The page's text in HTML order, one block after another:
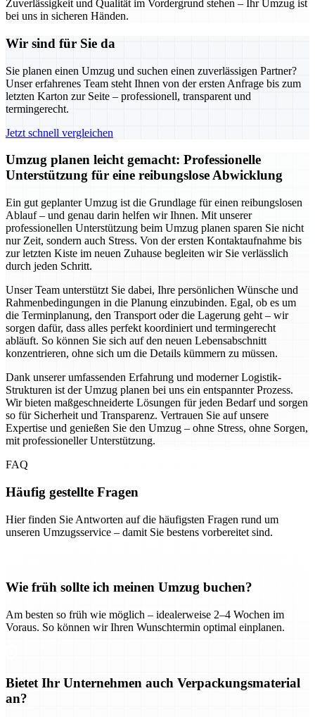
Zuverlässigkeit und Qualität im Vordergrund stehen – Ihr Umzug ist
bei uns in sicheren Händen.
Wir sind für Sie da
Sie planen einen Umzug und suchen einen zuverlässigen Partner?
Unser erfahrenes Team steht Ihnen von der ersten Anfrage bis zum
letzten Karton zur Seite – professionell, transparent und
termingerecht.
Jetzt schnell vergleichen
Umzug planen leicht gemacht: Professionelle
Unterstützung für eine reibungslose Abwicklung
Ein gut geplanter Umzug ist die Grundlage für einen reibungslosen
Ablauf – und genau darin helfen wir Ihnen. Mit unserer
professionellen Unterstützung beim Umzug planen sparen Sie nicht
nur Zeit, sondern auch Stress. Von der ersten Kontaktaufnahme bis
zur letzten Kiste im neuen Zuhause begleiten wir Sie verlässlich
durch jeden Schritt.
Unser Team unterstützt Sie dabei, Ihre persönlichen Wünsche und
Rahmenbedingungen in die Planung einzubinden. Egal, ob es um
die Terminplanung, den Transport oder die Lagerung geht – wir
sorgen dafür, dass alles perfekt koordiniert und termingerecht
abläuft. So können Sie sich auf den neuen Lebensabschnitt
konzentrieren, ohne sich um die Details kümmern zu müssen.
Dank unserer umfassenden Erfahrung und moderner Logistik-
Strukturen ist der Umzug planen bei uns ein entspannter Prozess.
Wir bieten maßgeschneiderte Lösungen für jeden Bedarf und sorgen
so für Sicherheit und Transparenz. Vertrauen Sie auf unsere
Expertise und genießen Sie den Umzug – ohne Stress, ohne Sorgen,
mit professioneller Unterstützung.
FAQ
Häufig gestellte Fragen
Hier finden Sie Antworten auf die häufigsten Fragen rund um
unseren Umzugsservice – damit Sie bestens vorbereitet sind.
Wie früh sollte ich meinen Umzug buchen?
Am besten so früh wie möglich – idealerweise 2–4 Wochen im
Voraus. So können wir Ihren Wunschtermin optimal einplanen.
Bietet Ihr Unternehmen auch Verpackungsmaterial
an?